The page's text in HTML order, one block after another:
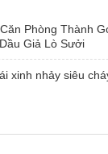
Phòng Thành
Giả Lò Sưởi
xinh nhảy siêu